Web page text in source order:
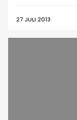
27 JULI 2013